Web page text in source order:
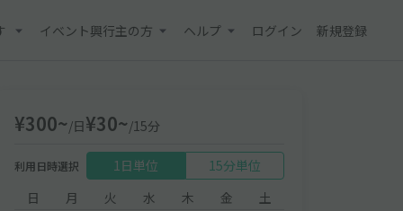
イベント興行主の方 ヘルプ ログイン 新規登録
¥300~/日¥30~/15分
利用日時選択 1日単位
15分単位
日
月 火 水 木 金
土